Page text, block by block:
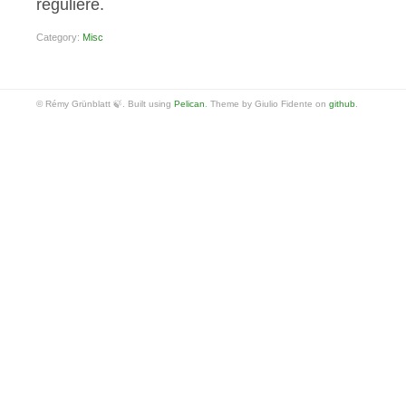
régulière.
Category: Misc
© Rémy Grünblatt 🍃. Built using Pelican . Theme by Giulio Fidente on github